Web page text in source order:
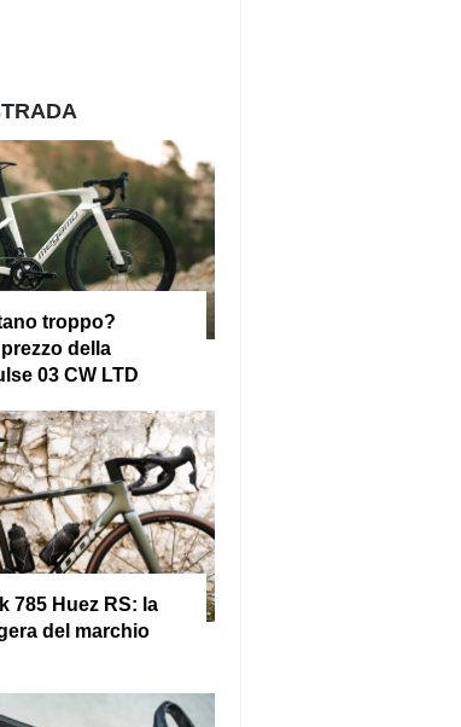
troppo?
della
03 CW LTD
785 Huez RS: la
del marchio